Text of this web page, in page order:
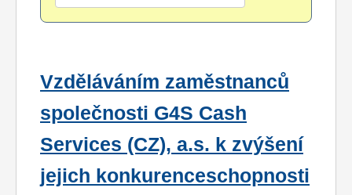
Vzděláváním zaměstnanců
společnosti G4S Cash
Services (CZ), a.s. k zvýšení
jejich konkurenceschopnosti